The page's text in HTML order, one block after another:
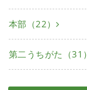
本部（22）
第二うちがた（31）